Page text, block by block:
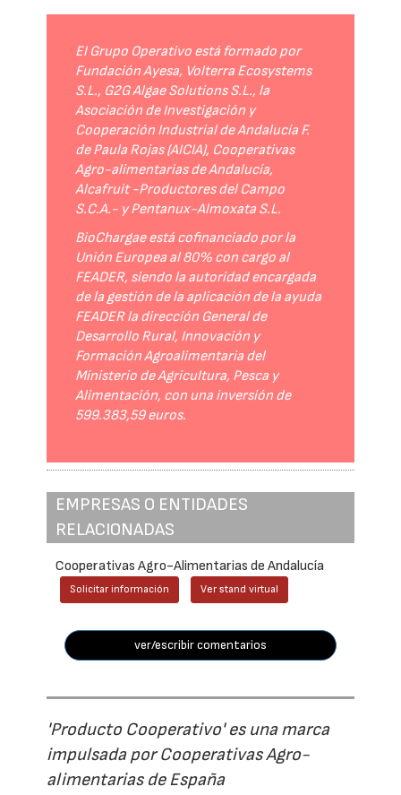
El Grupo Operativo está formado por
Fundación Ayesa, Volterra Ecosystems
S.L., G2G Algae Solutions S.L., la
Asociación de Investigación y
Cooperación Industrial de Andalucía F.
de Paula Rojas (AICIA), Cooperativas
Agro-alimentarias de Andalucía,
Alcafruit -Productores del Campo
S.C.A.- y Pentanux-Almoxata S.L.
BioChargae está cofinanciado por la
Unión Europea al 80% con cargo al
FEADER, siendo la autoridad encargada
de la gestión de la aplicación de la ayuda
FEADER la dirección General de
Desarrollo Rural, Innovación y
Formación Agroalimentaria del
Ministerio de Agricultura, Pesca y
Alimentación, con una inversión de
599.383,59 euros.
EMPRESAS O ENTIDADES
RELACIONADAS
Cooperativas Agro-Alimentarias de Andalucía
Solicitar información Ver stand virtual
ver/escribir comentarios
'Producto Cooperativo' es una marca
impulsada por Cooperativas Agro-
alimentarias de España